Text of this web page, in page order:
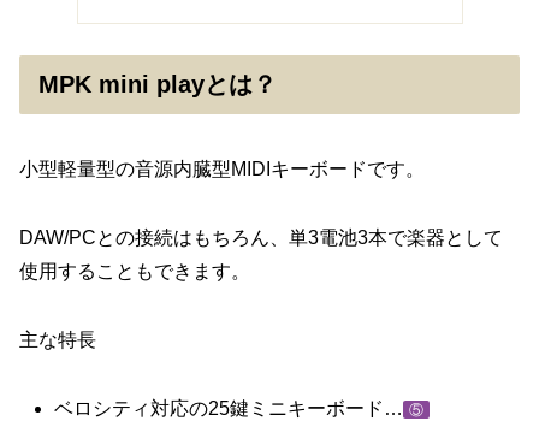
MPK mini playとは？
小型軽量型の音源内臓型MIDIキーボードです。
DAW/PCとの接続はもちろん、単3電池3本で楽器として
使用することもできます。
主な特長
ベロシティ対応の25鍵ミニキーボード… ⑤